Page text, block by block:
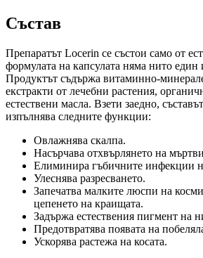
Състав
Препаратът Locerin се състои само от
формулата на капсулата няма нито един
Продуктът съдържа витаминно-
екстракти от лечебни растения,
естествени масла. Взети заедно,
изпълнява следните функции:
Овлажнява скалпа.
Насърчава отхвърлянето на
Елиминира гъбичните инфекции
Улеснява разресването.
Запечатва малките люспи на
цепенето на краищата.
Задържа естествения пигмент на
Предотвратява появата на
Ускорява растежа на косата.